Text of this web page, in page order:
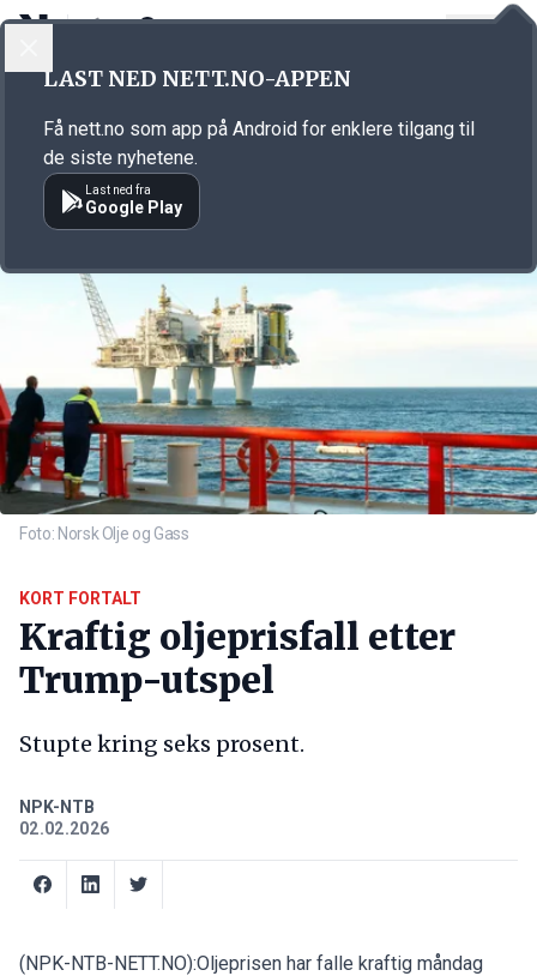
Annonsørinnhold
Foto: Norsk Olje og Gass
KORT FORTALT
Kraftig oljeprisfall etter
Trump-utspel
Stupte kring seks prosent.
NPK-NTB
02.02.2026
(NPK-NTB-NETT.NO):Oljeprisen har falle kraftig måndag
LAST NED NETT.NO-APPEN
Få nett.no som app på Android for enklere tilgang til
de siste nyhetene.
Last ned fra
Google Play